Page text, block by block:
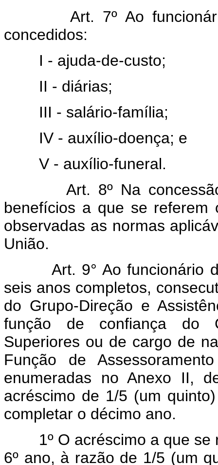
Art. 7º Ao
concedidos:
I - ajuda-de-custo;
II - diárias;
III - salário-família;
IV - auxílio-doença; e
V - auxílio-funeral.
Art. 8º Na
benefícios a que se
observadas as normas
União.
Art. 9° Ao funcionário
seis anos completos,
do Grupo-Direção e
função de confiança do
Superiores ou de cargo de
Função de
enumeradas no Anexo II,
acréscimo de 1/5 (um
completar o décimo ano.
1º O acréscimo a que se
6º ano, à razão de 1/5 (um